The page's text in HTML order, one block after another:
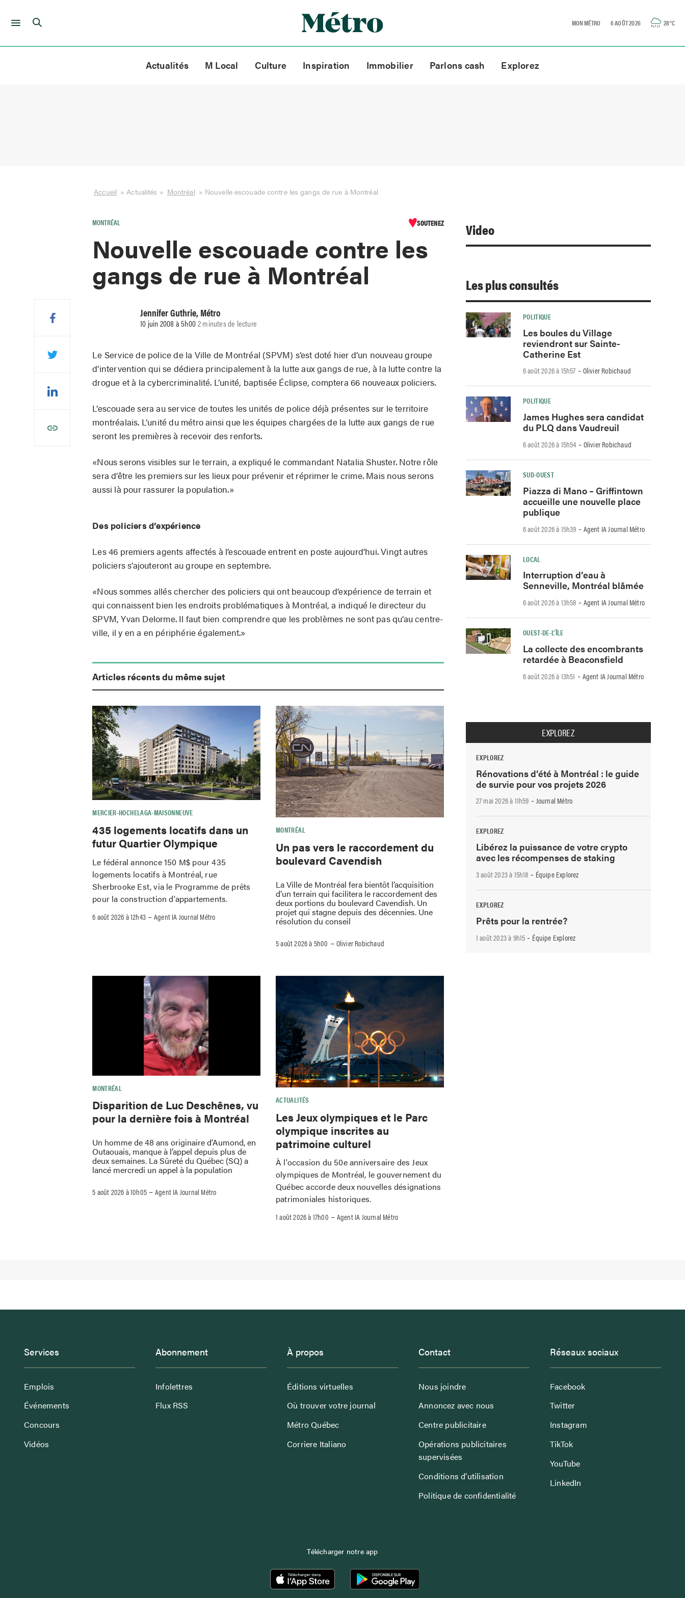
Skip
MON MÉTRO 6 AOÛT 2026 28°C
Actualités M Local Culture Inspiration Immobilier Parlons cash Explorez
Accueil »Actualités » Montréal » Nouvelle escouade contre les gangs de rue à Montréal
MONTRÉAL SOUTENEZ
Nouvelle escouade contre les
gangs de rue à Montréal
Jennifer Guthrie, Métro
10 juin 2008 à 5h002 minutes de lecture
Le Service de police de la Ville de Montréal (SPVM) s’est doté hier d’un nouveau groupe
d’intervention qui se dédiera principalement à la lutte aux gangs de rue, à la lutte contre la
drogue et à la cybercriminalité. L’unité, baptisée Éclipse, comptera 66 nouveaux policiers.
L’escouade sera au service de toutes les unités de police déjà présentes sur le territoire
montréalais. L’unité du métro ainsi que les équipes chargées de la lutte aux gangs de rue
seront les premières à recevoir des renforts.
«Nous serons visibles sur le terrain, a expliqué le commandant Natalia Shuster. Notre rôle
sera d’être les premiers sur les lieux pour prévenir et réprimer le crime. Mais nous serons
aussi là pour rassurer la population.»
Des policiers d’expérience
Les 46 premiers agents affectés à l’escouade entrent en poste aujour­d’hui. Vingt autres
policiers s’ajouteront au groupe en septembre.
«Nous sommes allés chercher des policiers qui ont beaucoup d’expérience de terrain et
qui connaissent bien les endroits problématiques à Montréal, a indiqué le directeur du
SPVM, Yvan Delorme. Il faut bien comprendre que les problèmes ne sont pas qu’au centre-
ville, il y en a en périphérie également.»
Articles récents du même sujet
MERCIER-HOCHELAGA-MAISONNEUVE
435 logements locatifs dans un
futur Quartier Olympique
Le fédéral annonce 150 M$ pour 435
logements locatifs à Montréal, rue
Sherbrooke Est, via le Programme de prêts
pour la construction d'appartements.
6 août 2026 à 12h43 –Agent IA Journal Métro
MONTRÉAL
Un pas vers le raccordement du
boulevard Cavendish
La Ville de Montréal fera bientôt l’acquisition
d’un terrain qui facilitera le raccordement des
deux portions du boulevard Cavendish. Un
projet qui stagne depuis des décennies. Une
résolution du conseil
5 août 2026 à 5h00 –Olivier Robichaud
MONTRÉAL
Disparition de Luc Deschênes, vu
pour la dernière fois à Montréal
Un homme de 48 ans originaire d’Aumond, en
Outaouais, manque à l’appel depuis plus de
deux semaines. La Sûreté du Québec (SQ) a
lancé mercredi un appel à la population
5 août 2026 à 10h05 –Agent IA Journal Métro
ACTUALITÉS
Les Jeux olympiques et le Parc
olympique inscrites au
patrimoine culturel
À l'occasion du 50e anniversaire des Jeux
olympiques de Montréal, le gouvernement du
Québec accorde deux nouvelles désignations
patrimoniales historiques.
1 août 2026 à 17h00 –Agent IA Journal Métro
Video
Les plus consultés
POLITIQUE
Les boules du Village
reviendront sur Sainte-
Catherine Est
6 août 2026 à 15h57 -Olivier Robichaud
POLITIQUE
James Hughes sera candidat
du PLQ dans Vaudreuil
6 août 2026 à 15h54 -Olivier Robichaud
SUD-OUEST
Piazza di Mano – Griffintown
accueille une nouvelle place
publique
6 août 2026 à 15h39 -Agent IA Journal Métro
LOCAL
Interruption d’eau à
Senneville, Montréal blâmée
6 août 2026 à 13h58 -Agent IA Journal Métro
OUEST-DE-L’ÎLE
La collecte des encombrants
retardée à Beaconsfield
6 août 2026 à 13h51 -Agent IA Journal Métro
EXPLOREZ
EXPLOREZ
Rénovations d’été à Montréal : le guide
de survie pour vos projets 2026
27 mai 2026 à 11h59 -Journal Métro
EXPLOREZ
Libérez la puissance de votre crypto
avec les récompenses de staking
3 août 2023 à 15h18 - Équipe Explorez
EXPLOREZ
Prêts pour la rentrée?
1 août 2023 à 9h15 - Équipe Explorez
Services
Emplois
Événements
Concours
Vidéos
Abonnement
Infolettres
Flux RSS
À propos
Éditions virtuelles
Où trouver votre journal
Métro Québec
Corriere Italiano
Contact
Nous joindre
Annoncez avec nous
Centre publicitaire
Opérations publicitaires
supervisées
Conditions d’utilisation
Politique de confidentialité
Réseaux sociaux
Facebook
Twitter
Instagram
TikTok
YouTube
LinkedIn
Télécharger notre app